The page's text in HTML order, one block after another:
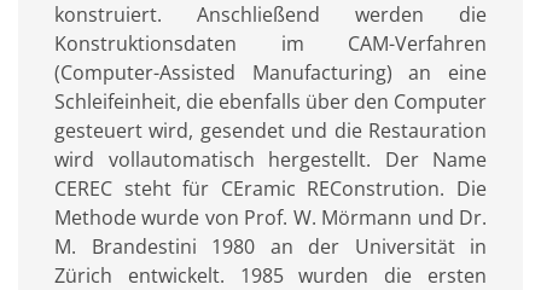
konstruiert. Anschließend werden die
Konstruktionsdaten im CAM-Verfahren
(Computer-Assisted Manufacturing) an eine
Schleifeinheit, die ebenfalls über den Computer
gesteuert wird, gesendet und die Restauration
wird vollautomatisch hergestellt. Der Name
CEREC steht für CEramic REConstrution. Die
Methode wurde von Prof. W. Mörmann und Dr.
M. Brandestini 1980 an der Universität in
Zürich entwickelt. 1985 wurden die ersten